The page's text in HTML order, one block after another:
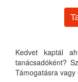
Kedvet kaptál
tanácsadóként?
Támogatásra